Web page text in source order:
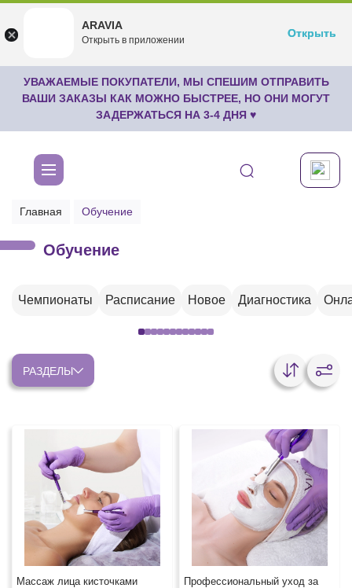
undefined
Бесплатноru.aravia.new
Открыть
УВАЖАЕМЫЕ ПОКУПАТЕЛИ, МЫ СПЕШИМ ОТПРАВИТЬ
ВАШИ ЗАКАЗЫ КАК МОЖНО БЫСТРЕЕ, НО ОНИ МОГУТ
ЗАДЕРЖАТЬСЯ НА 3-4 ДНЯ ♥
Главная Обучение
Обучение
Чемпионаты Расписание Новое Диагностика
РАЗДЕЛЫ
Массаж лица кисточками
Профессиональный уход за
ARAVIA
Открыть в приложении
Открыть